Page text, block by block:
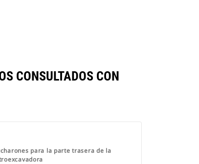
CONSULTADOS CON
para la parte trasera de la